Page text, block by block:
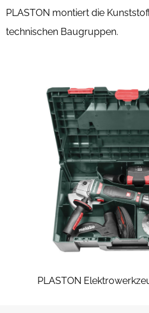
PLASTON montiert die
technischen Baugruppen.
PLASTON